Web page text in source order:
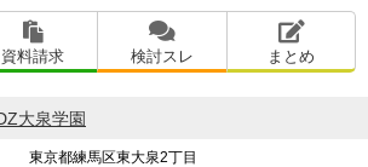
資料請求 検討スレ まとめ
大泉学園
東京都練馬区東大泉2丁目